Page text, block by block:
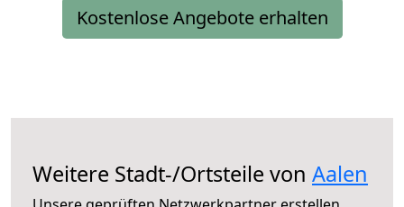
Kostenlose Angebote erhalten
Weitere Stadt-/Ortsteile von Aalen